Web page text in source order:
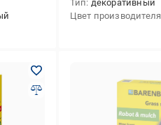
Тип декоративный
Цвет производителя